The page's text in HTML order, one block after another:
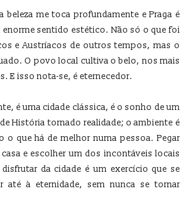
beleza me toca profundamente e Praga é
sentido estético. Não só o que foi
e Austríacos de outros tempos, mas o
O povo local cultiva o belo, nos mais
E isso nota-se, é eternecedor.
é uma cidade clássica, é o sonho de um
História tornado realidade; o ambiente é
o que há de melhor numa pessoa. Pegar
e escolher um dos incontáveis locais
da cidade é um exercício que se
até à eternidade, sem nunca se tornar